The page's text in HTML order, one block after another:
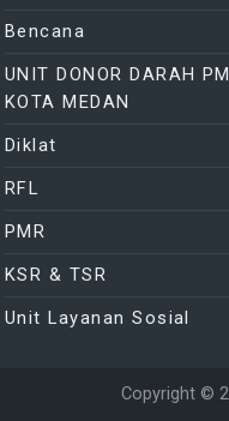
Bencana
UNIT DONOR DARAH
KOTA MEDAN
Diklat
RFL
PMR
KSR & TSR
Unit Layanan Sosial
Copyright ©